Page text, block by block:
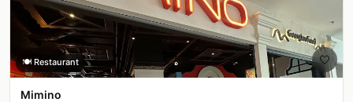
🤍
🍽️ Restaurant
Mimino